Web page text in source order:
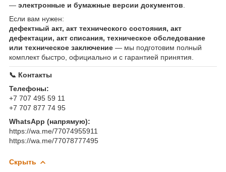
— электронные и бумажные версии документов
Если вам нужен:
дефектный акт, акт технического состояния, акт
дефектации, акт списания, техническое обследование
или техническое заключение — мы подготовим полный
комплект быстро, официально и с гарантией принятия.
📞 Контакты
Телефоны:
+7 707 495 59 11
+7 707 877 74 95
WhatsApp (напрямую):
https://wa.me/77074955911
https://wa.me/77078777495
Скрыть